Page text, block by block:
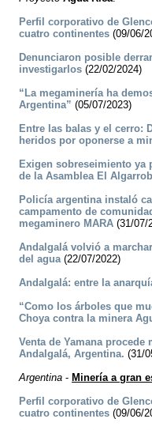
Perfil corporativo de
cuatro continentes (09/06/
Denunciaron posible
investigarlos (22/02/2024)
“La megaminería ha
Argentina” (05/07/2023)
Entre las balas y el cerro:
heridos por oponerse a
Exigen sobreseimiento ya
de la Asamblea El
Policía argentina instaló
campamento de
megaminero MARA (31/07/
Andalgalá volvió a
del agua(22/07/2022)
Andalgalá: entre la
“Como los árboles que
Choya contra la minera
Venta de Yamana procede
Andalgalá, Argentina. (31/
Argentina - Minería a gran
Perfil corporativo de
cuatro continentes (09/06/